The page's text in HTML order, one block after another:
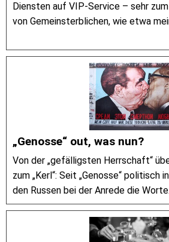
Diensten auf VIP-Service – sehr
von Gemeinsterblichen, wie etwa
„Genosse“ out, was nun?
Von der „gefälligsten Herrschaft“
zum „Kerl“: Seit „Genosse“ politisch
den Russen bei der Anrede die Worte.